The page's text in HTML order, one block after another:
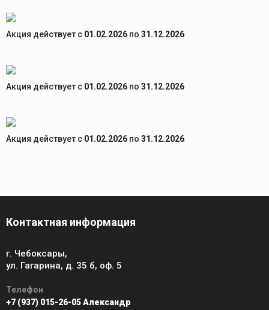
Акция действует c 01.02.2026 по 31.12.2026
Акция действует c 01.02.2026 по 31.12.2026
Акция действует c 01.02.2026 по 31.12.2026
Контактная информация
г. Чебоксары,
ул. Гагарина, д. 35 б, оф. 5
Телефон
+7 (937) 015-26-05 Александр